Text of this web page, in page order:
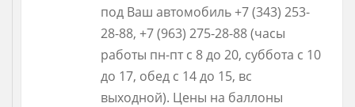
под Ваш автомобиль +7 (343) 253-
28-88, +7 (963) 275-28-88 (часы
работы пн-пт с 8 до 20, суббота с 10
до 17, обед с 14 до 15, вс
выходной). Цены на баллоны